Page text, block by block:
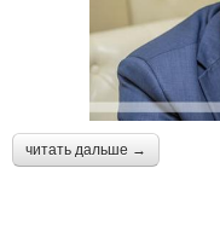
читать дальше →